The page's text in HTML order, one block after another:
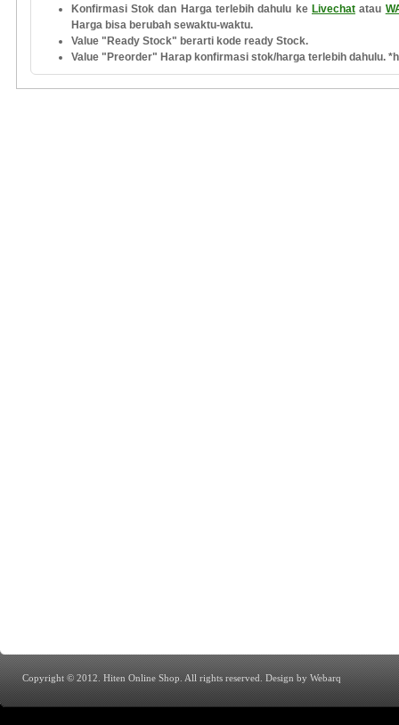
Konfirmasi Stok dan Harga terlebih dahulu ke Livechat atau
Harga bisa berubah sewaktu-waktu.
Value "Ready Stock" berarti kode ready Stock.
Value "Preorder" Harap konfirmasi stok/harga terlebih dahulu.
Copyright © 2012. Hiten Online Shop. All rights reserved.Design by Webarq